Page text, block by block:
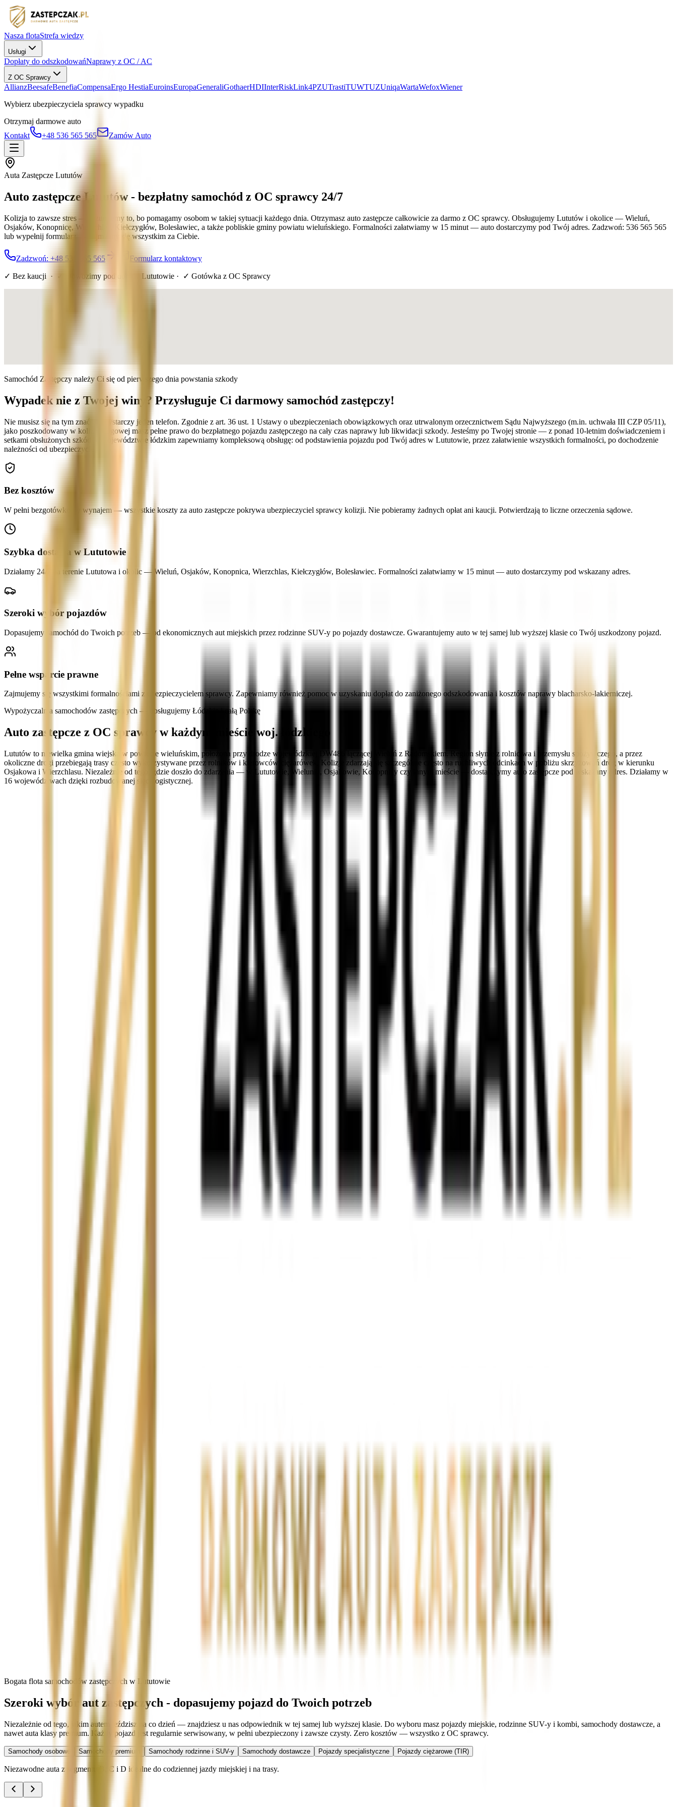
Nasza flotaStrefa wiedzy
Usługi
Dopłaty do odszkodowańNaprawy z OC / AC
Z OC Sprawcy
AllianzBeesafeBenefiaCompensaErgo HestiaEuroinsEuropaGeneraliGothaerHDIInterRiskLink4PZUTrastiTUWTUZUniqaWartaWefoxWiener
Wybierz ubezpieczyciela sprawcy wypadku
Otrzymaj darmowe auto
Kontakt
+48 536 565 565 Zamów Auto
Auta Zastępcze Lututów
Auto zastępcze Lututów - bezpłatny samochód z OC sprawcy 24/7
Kolizja to zawsze stres — rozumiemy to, bo pomagamy osobom w takiej sytuacji każdego dnia. Otrzymasz auto zastępcze całkowicie za darmo z OC sprawcy. Obsługujemy Lututów i okolice — Wieluń,
Osjaków, Konopnicę, Wierzchlas, Kiełczygłów, Bolesławiec, a także pobliskie gminy powiatu wieluńskiego. Formalności załatwiamy w 15 minut — auto dostarczymy pod Twój adres. Zadzwoń: 536 565 565
lub wypełnij formularz — zajmiemy się wszystkim za Ciebie.
Zadzwoń: +48 536 565 565 Formularz kontaktowy
✓ Bez kaucji · ✓ Dowozimy pod dom w Lututowie · ✓ Gotówka z OC Sprawcy
Samochód Zastępczy należy Ci się od pierwszego dnia powstania szkody
Wypadek nie z Twojej winy? Przysługuje Ci darmowy samochód zastępczy!
Nie musisz się na tym znać — wystarczy jeden telefon. Zgodnie z art. 36 ust. 1 Ustawy o ubezpieczeniach obowiązkowych oraz utrwalonym orzecznictwem Sądu Najwyższego (m.in. uchwała III CZP 05/11),
jako poszkodowany w kolizji drogowej masz pełne prawo do bezpłatnego pojazdu zastępczego na cały czas naprawy lub likwidacji szkody. Jesteśmy po Twojej stronie — z ponad 10-letnim doświadczeniem i
setkami obsłużonych szkód w województwie łódzkim zapewniamy kompleksową obsługę: od podstawienia pojazdu pod Twój adres w Lututowie, przez załatwienie wszystkich formalności, po dochodzenie
należności od ubezpieczyciela.
Bez kosztów
W pełni bezgotówkowy wynajem — wszystkie koszty za auto zastępcze pokrywa ubezpieczyciel sprawcy kolizji. Nie pobieramy żadnych opłat ani kaucji. Potwierdzają to liczne orzeczenia sądowe.
Szybka dostawa w Lututowie
Działamy 24/7 na terenie Lututowa i okolic — Wieluń, Osjaków, Konopnica, Wierzchlas, Kiełczygłów, Bolesławiec. Formalności załatwiamy w 15 minut — auto dostarczymy pod wskazany adres.
Szeroki wybór pojazdów
Dopasujemy samochód do Twoich potrzeb — od ekonomicznych aut miejskich przez rodzinne SUV-y po pojazdy dostawcze. Gwarantujemy auto w tej samej lub wyższej klasie co Twój uszkodzony pojazd.
Pełne wsparcie prawne
Zajmujemy się wszystkimi formalnościami z ubezpieczycielem sprawcy. Zapewniamy również pomoc w uzyskaniu dopłat do zaniżonego odszkodowania i kosztów naprawy blacharsko-lakierniczej.
Wypożyczalnia samochodów zastępczych — obsługujemy Łódzkie i całą Polskę
Auto zastępcze z OC sprawcy w każdym mieście woj. łódzkiego
Lututów to niewielka gmina wiejska w powiecie wieluńskim, położona przy drodze wojewódzkiej DW486 łączącej Wieluń z Radomskiem. Region słynie z rolnictwa i przemysłu spożywczego, a przez
okoliczne drogi przebiegają trasy często wykorzystywane przez rolników i kierowców ciężarówek. Kolizje zdarzają się szczególnie często na ruchliwych odcinkach w pobliżu skrzyżowań dróg w kierunku
Osjakowa i Wierzchlasu. Niezależnie od tego, gdzie doszło do zdarzenia — w Lututowie, Wieluniu, Osjakowie, Konopnicy czy innym mieście — dostarczymy auto zastępcze pod wskazany adres. Działamy w
16 województwach dzięki rozbudowanej sieci logistycznej.
Bogata flota samochodów zastępczych w Lututowie
Szeroki wybór aut zastępczych - dopasujemy pojazd do Twoich potrzeb
Niezależnie od tego, jakim autem jeździsz na co dzień — znajdziesz u nas odpowiednik w tej samej lub wyższej klasie. Do wyboru masz pojazdy miejskie, rodzinne SUV-y i kombi, samochody dostawcze, a
nawet auta klasy premium. Każdy pojazd jest regularnie serwisowany, w pełni ubezpieczony i zawsze czysty. Zero kosztów — wszystko z OC sprawcy.
Samochody osobowe Samochody premium Samochody rodzinne i SUV-y Samochody dostawcze Pojazdy specjalistyczne Pojazdy ciężarowe (TIR)
Niezawodne auta z segmentu B, C i D idealne do codziennej jazdy miejskiej i na trasy.